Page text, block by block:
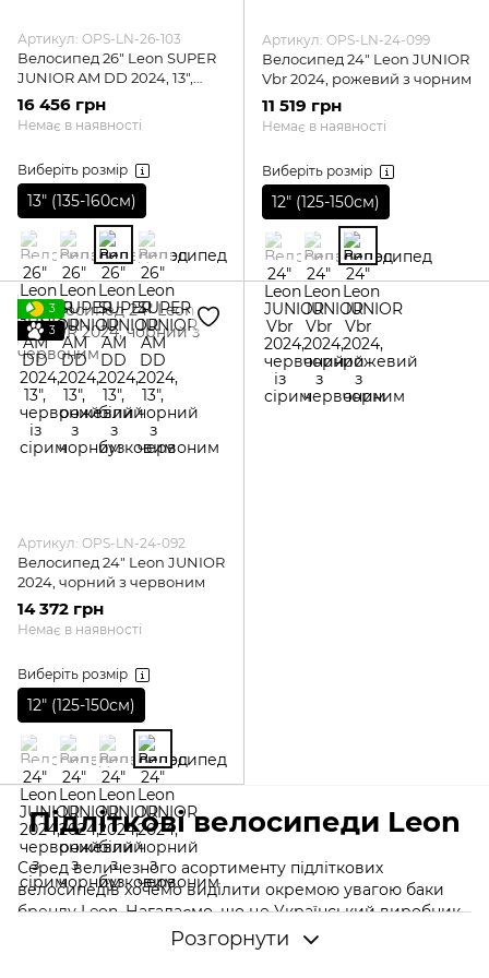
Артикул: OPS-LN-26-103
Велосипед 26" Leon SUPER
JUNIOR AM DD 2024, 13",
білий з бузковим
16 456 грн
Немає в наявності
Виберіть розмір
13″ (135-160см)
Артикул: OPS-LN-24-099
Велосипед 24" Leon JUNIOR
Vbr 2024, рожевий з чорним
11 519 грн
Немає в наявності
Виберіть розмір
12″ (125-150см)
3
3
Артикул: OPS-LN-24-092
Велосипед 24" Leon JUNIOR
2024, чорний з червоним
14 372 грн
Немає в наявності
Виберіть розмір
12″ (125-150см)
Підліткові велосипеди Leon
Серед величезного асортименту підліткових
велосипедів хочемо виділити окремою увагою баки
бренду Leon. Нагадаємо, що це Український виробник,
який зарекомендував себе з дуже позитивної сторони.
Розгорнути